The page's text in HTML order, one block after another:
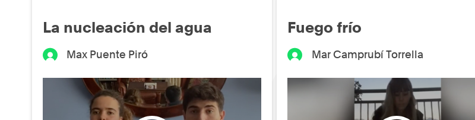
La nucleación del agua
Max Puente Piró
Fuego frío
Mar Camprubí Torrella